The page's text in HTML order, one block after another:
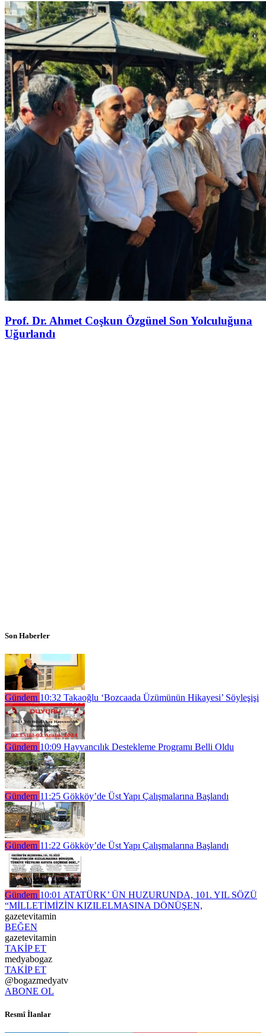
Prof. Dr. Ahmet Coşkun Özgünel Son Yolculuğuna
Uğurlandı
Son Haberler
Gündem 10:32 Takaoğlu ‘Bozcaada Üzümünün Hikayesi’ Söyleşişi
Gündem 10:09 Hayvancılık Destekleme Programı Belli Oldu
Gündem 11:25 Gökköy’de Üst Yapı Çalışmalarına Başlandı
Gündem 11:22 Gökköy’de Üst Yapı Çalışmalarına Başlandı
Gündem 10:01 ATATÜRK’ ÜN HUZURUNDA, 101. YIL SÖZÜ
“MİLLETİMİZİN KIZILELMASINA DÖNÜŞEN,
gazetevitamin
BEĞEN
gazetevitamin
TAKİP ET
medyabogaz
TAKİP ET
@bogazmedyatv
ABONE OL
Resmî İlanlar